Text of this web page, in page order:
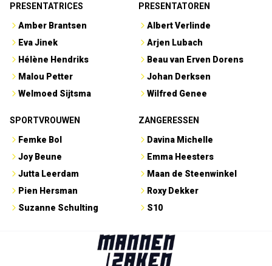
PRESENTATRICES
Amber Brantsen
Eva Jinek
Hélène Hendriks
Malou Petter
Welmoed Sijtsma
PRESENTATOREN
Albert Verlinde
Arjen Lubach
Beau van Erven Dorens
Johan Derksen
Wilfred Genee
SPORTVROUWEN
Femke Bol
Joy Beune
Jutta Leerdam
Pien Hersman
Suzanne Schulting
ZANGERESSEN
Davina Michelle
Emma Heesters
Maan de Steenwinkel
Roxy Dekker
S10